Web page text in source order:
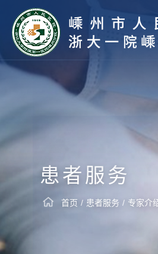
患者服务
首页 / 患者服务 / 专家介